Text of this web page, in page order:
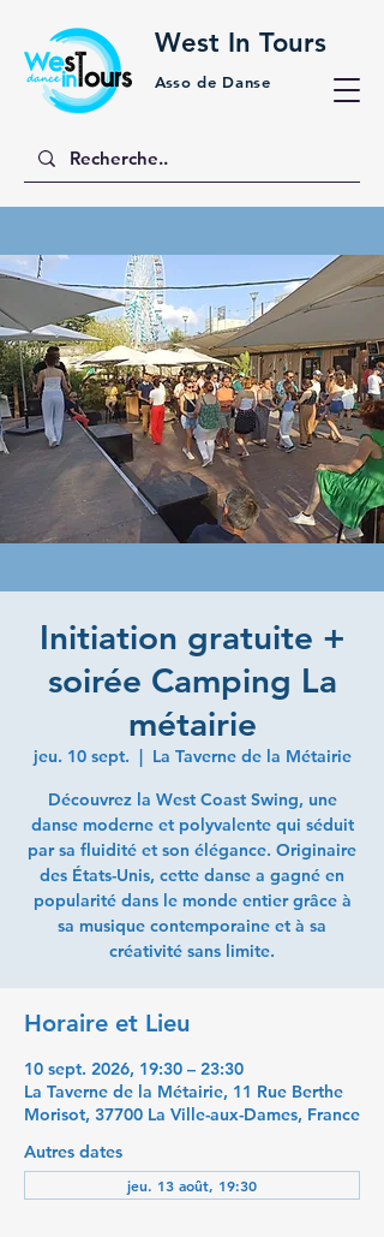
West In Tours
Asso de Danse
Initiation gratuite +
soirée Camping La
métairie
jeu. 10 sept.
  |
La Taverne de la Métairie
Découvrez la West Coast Swing, une
danse moderne et polyvalente qui séduit
par sa fluidité et son élégance. Originaire
des États-Unis, cette danse a gagné en
popularité dans le monde entier grâce à
sa musique contemporaine et à sa
créativité sans limite.
Horaire et Lieu
10 sept. 2026, 19:30 – 23:30
La Taverne de la Métairie, 11 Rue Berthe
Morisot, 37700 La Ville-aux-Dames, France
Autres dates
jeu. 13 août, 19:30